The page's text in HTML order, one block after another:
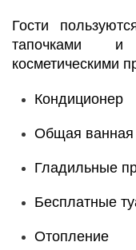
Гости
тапочками и
косметическими
Кондиционер
Общая ванная
Гладильные
Бесплатные
Отопление